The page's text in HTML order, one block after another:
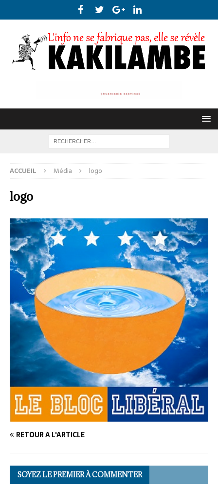
ACCUEIL Média logo
logo
RETOUR À L'ARTICLE
SOYEZ LE PREMIER À COMMENTER